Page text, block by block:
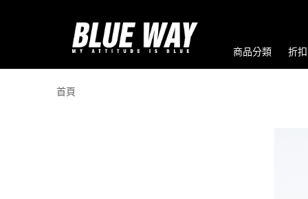
商品分類 折
首頁